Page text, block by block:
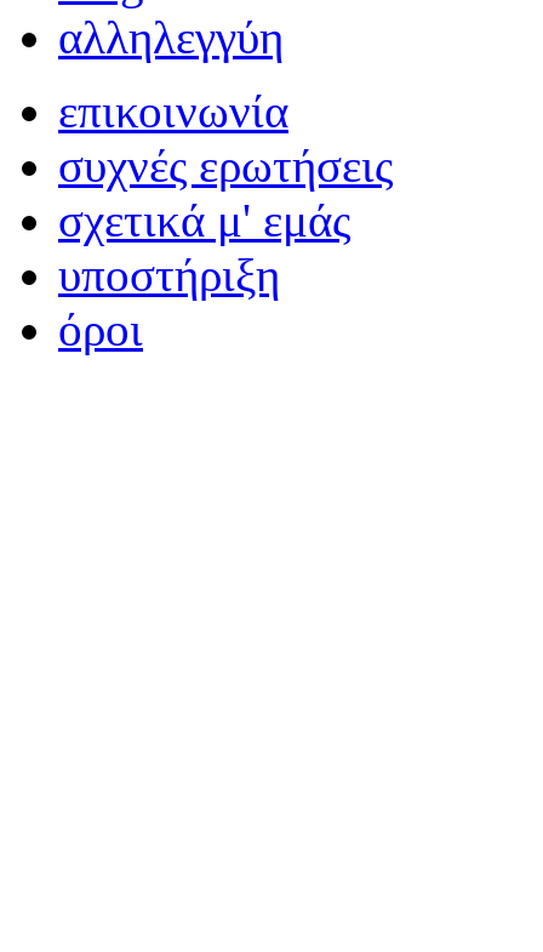
αλληλεγγύη
επικοινωνία
συχνές ερωτήσεις
σχετικά μ' εμάς
υποστήριξη
όροι